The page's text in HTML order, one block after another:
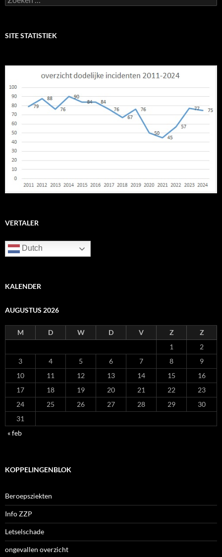
naar:
SITE STATISTIEK
VERTALER
Dutch
KALENDER
AUGUSTUS 2026
M D W D V Z
Z
1
2
3
4 5 6 7 8
9
10
11 12 13 14 15
16
17
18 19 20 21 22
23
24
25 26 27 28 29
30
31
« feb
KOPPELINGENBLOK
Beroepsziekten
Info ZZP
Letselschade
ongevallen overzicht